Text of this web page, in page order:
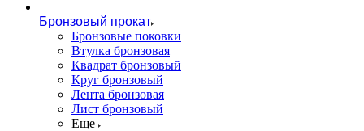
Бронзовый прокат
Бронзовые поковки
Втулка бронзовая
Квадрат бронзовый
Круг бронзовый
Лента бронзовая
Лист бронзовый
Еще